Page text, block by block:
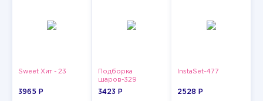
Sweet Хит - 23
3965 P
Подборка
шаров-329
3423 P
InstaSet-477
2528 P